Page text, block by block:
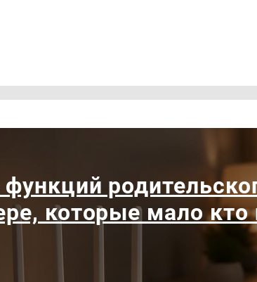
которые мало кто